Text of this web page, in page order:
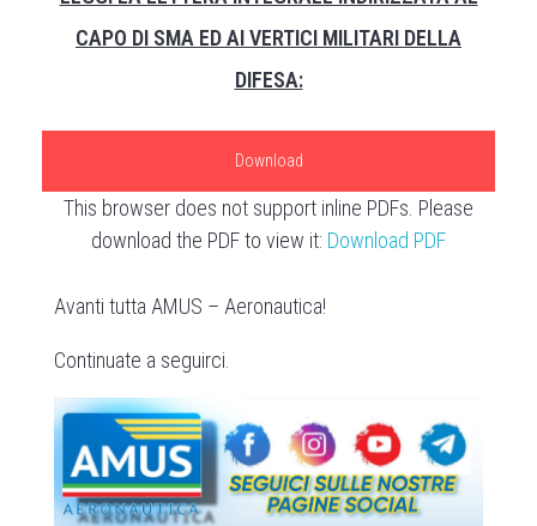
CAPO DI SMA ED AI VERTICI MILITARI DELLA
DIFESA:
Download
This browser does not support inline PDFs. Please
download the PDF to view it: Download PDF
Avanti tutta AMUS – Aeronautica!
Continuate a seguirci.